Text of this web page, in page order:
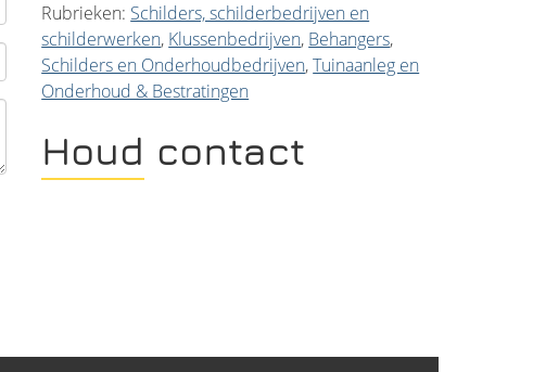
Rubrieken: Schilders, schilderbedrijven en
schilderwerken, Klussenbedrijven, Behangers,
Schilders en Onderhoudbedrijven,Tuinaanleg en
Onderhoud & Bestratingen
Houd contact